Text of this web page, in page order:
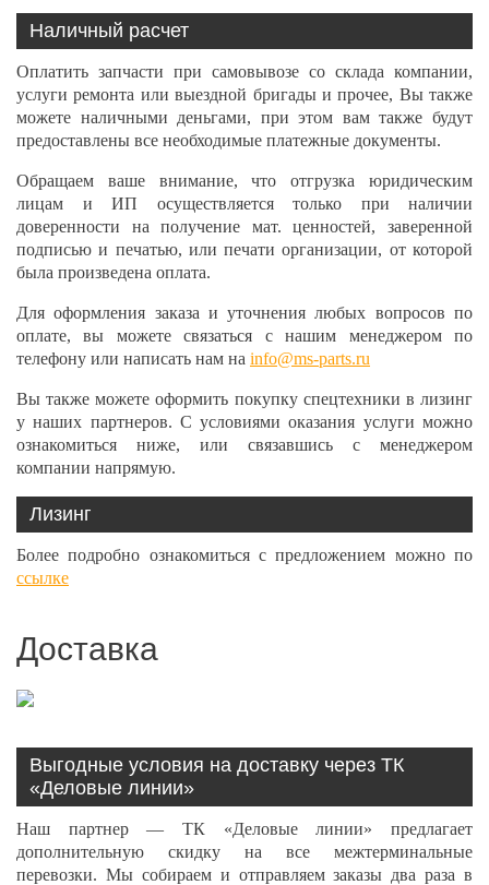
Наличный расчет
Оплатить запчасти при самовывозе со склада компании,
услуги ремонта или выездной бригады и прочее, Вы также
можете наличными деньгами, при этом вам также будут
предоставлены все необходимые платежные документы.
Обращаем ваше внимание, что отгрузка юридическим
лицам и ИП осуществляется только при наличии
доверенности на получение мат. ценностей, заверенной
подписью и печатью, или печати организации, от которой
была произведена оплата.
Для оформления заказа и уточнения любых вопросов по
оплате, вы можете связаться с нашим менеджером по
телефону или написать нам на info@ms-parts.ru
Вы также можете оформить покупку спецтехники в лизинг
у наших партнеров. С условиями оказания услуги можно
ознакомиться ниже, или связавшись с менеджером
компании напрямую.
Лизинг
Более подробно ознакомиться с предложением можно по
ссылке
Доставка
Выгодные условия на доставку через ТК
«Деловые линии»
Наш партнер — ТК «Деловые линии» предлагает
дополнительную скидку на все межтерминальные
перевозки. Мы собираем и отправляем заказы два раза в